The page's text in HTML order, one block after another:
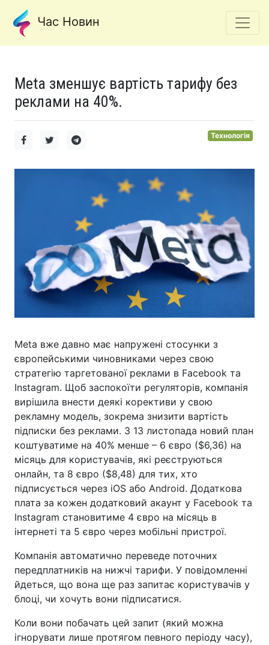
Час Новин
Meta зменшує вартість тарифу без
реклами на 40%.
Технологія
Meta вже давно має напружені стосунки з
європейськими чиновниками через свою
стратегію таргетованої реклами в Facebook та
Instagram. Щоб заспокоїти регуляторів, компанія
вирішила внести деякі корективи у свою
рекламну модель, зокрема знизити вартість
підписки без реклами. З 13 листопада новий план
коштуватиме на 40% менше – 6 євро ($6,36) на
місяць для користувачів, які реєструються
онлайн, та 8 євро ($8,48) для тих, хто
підписується через iOS або Android. Додаткова
плата за кожен додатковий акаунт у Facebook та
Instagram становитиме 4 євро на місяць в
інтернеті та 5 євро через мобільні пристрої.
Компанія автоматично переведе поточних
передплатників на нижчі тарифи. У повідомленні
йдеться, що вона ще раз запитає користувачів у
блоці, чи хочуть вони підписатися.
Коли вони побачать цей запит (який можна
ігнорувати лише протягом певного періоду часу),